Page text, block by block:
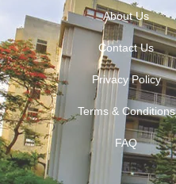
About Us
Contact Us
Privacy Policy
Terms & Conditions
FAQ